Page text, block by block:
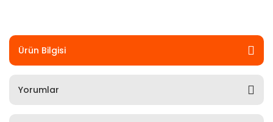
Ürün Bilgisi
Yorumlar